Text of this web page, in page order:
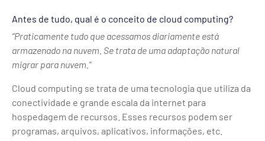
Antes de tudo, qual é o conceito de cloud computing?
“Praticamente tudo que acessamos diariamente está
armazenado na nuvem. Se trata de uma adaptação natural
migrar para nuvem.”
Cloud computing se trata de uma tecnologia que utiliza da
conectividade e grande escala da internet para
hospedagem de recursos. Esses recursos podem ser
programas, arquivos, aplicativos, informações, etc.